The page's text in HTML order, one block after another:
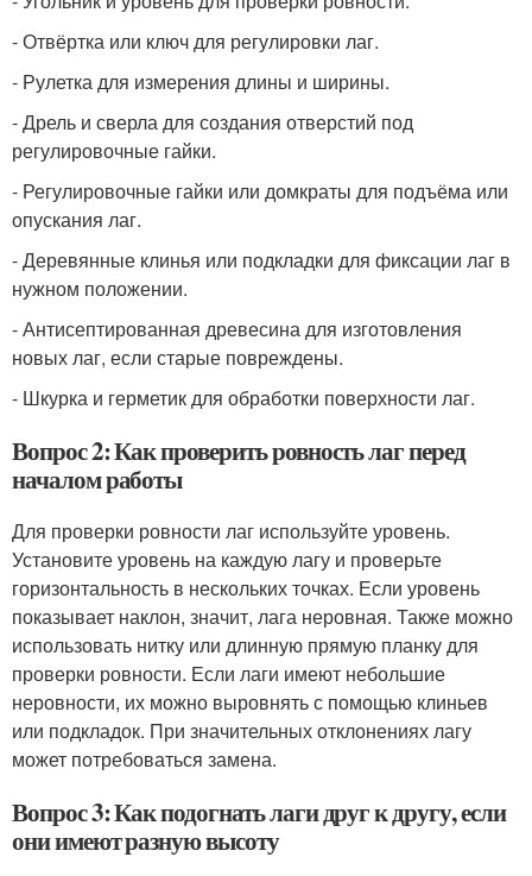
- Отвёртка или ключ для регулировки лаг.
- Рулетка для измерения длины и ширины.
- Дрель и сверла для создания отверстий под
регулировочные гайки.
- Регулировочные гайки или домкраты для подъёма или
опускания лаг.
- Деревянные клинья или подкладки для фиксации лаг в
нужном положении.
- Антисептированная древесина для изготовления
новых лаг, если старые повреждены.
- Шкурка и герметик для обработки поверхности лаг.
Вопрос 2: Как проверить ровность лаг перед
началом работы
Для проверки ровности лаг используйте уровень.
Установите уровень на каждую лагу и проверьте
горизонтальность в нескольких точках. Если уровень
показывает наклон, значит, лага неровная. Также можно
использовать нитку или длинную прямую планку для
проверки ровности. Если лаги имеют небольшие
неровности, их можно выровнять с помощью клиньев
или подкладок. При значительных отклонениях лагу
может потребоваться замена.
Вопрос 3: Как подогнать лаги друг к другу, если
они имеют разную высоту